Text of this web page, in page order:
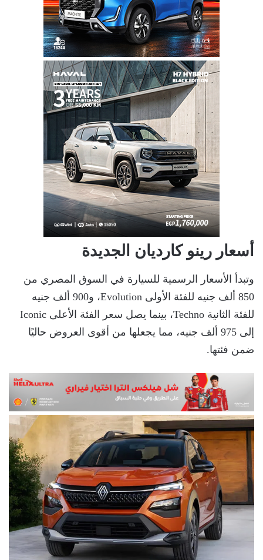
أسعار رينو كارديان الجديدة
وتبدأ الأسعار الرسمية للسيارة في السوق المصري من
850 ألف جنيه للفئة الأولى Evolution، و900 ألف جنيه
للفئة الثانية Techno، بينما يصل سعر الفئة الأعلى Iconic
إلى 975 ألف جنيه، مما يجعلها من أقوى العروض حاليًا
ضمن فئتها.